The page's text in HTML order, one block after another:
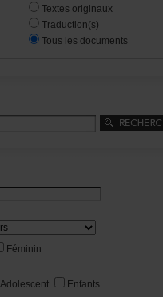
Textesoriginaux
Traduction(s)
Touslesdocuments
Féminin
Adolescent
Enfants